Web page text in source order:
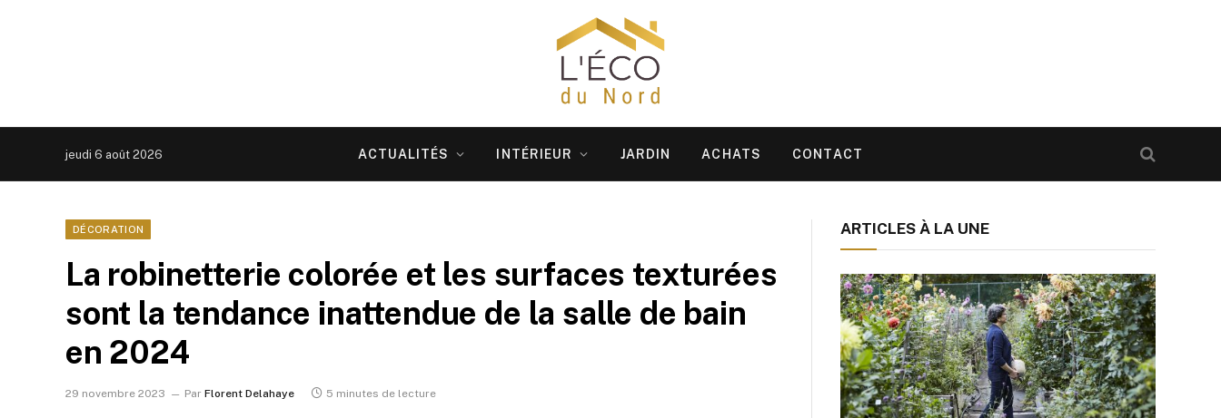
jeudi 6 août 2026 ACTUALITÉS INTÉRIEUR JARDIN ACHATS CONTACT
DÉCORATION
La robinetterie colorée et les surfaces texturées
sont la tendance inattendue de la salle de bain
en 2024
29 novembre 2023 Par Florent Delahaye 5 minutes de lecture
ARTICLES À LA UNE